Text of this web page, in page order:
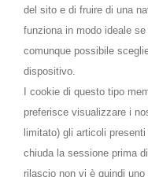
del sito e di fruire di una
funziona in modo ideale
comunque possibile
dispositivo.
I cookie di questo tipo
preferisce visualizzare i
limitato) gli articoli
chiuda la sessione prima
rilascio non vi è quindi